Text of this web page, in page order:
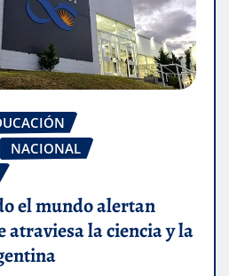
NACIONAL
el mundo alertan
atraviesa la ciencia y la